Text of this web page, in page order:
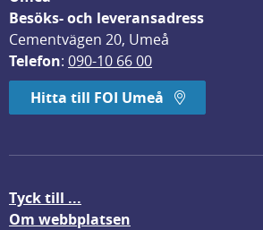
Besöks- och leveransadress
Cementvägen 20, Umeå
Telefon: 090-10 66 00
Hitta till FOI Umeå
Tyck till ...
Om webbplatsen